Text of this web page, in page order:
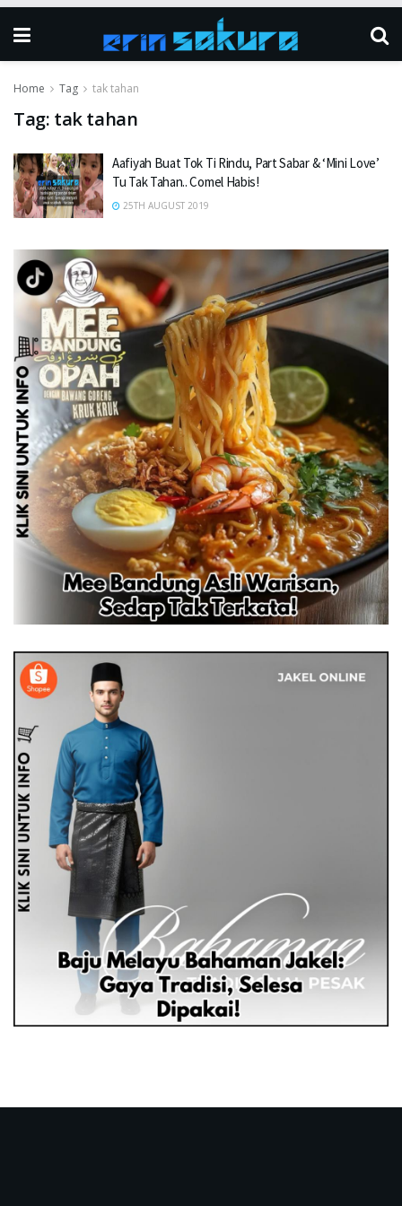
Home Tag tak tahan
Tag: tak tahan
Aafiyah Buat Tok Ti Rindu, Part Sabar & ‘Mini Love’
Tu Tak Tahan.. Comel Habis!
25TH AUGUST 2019